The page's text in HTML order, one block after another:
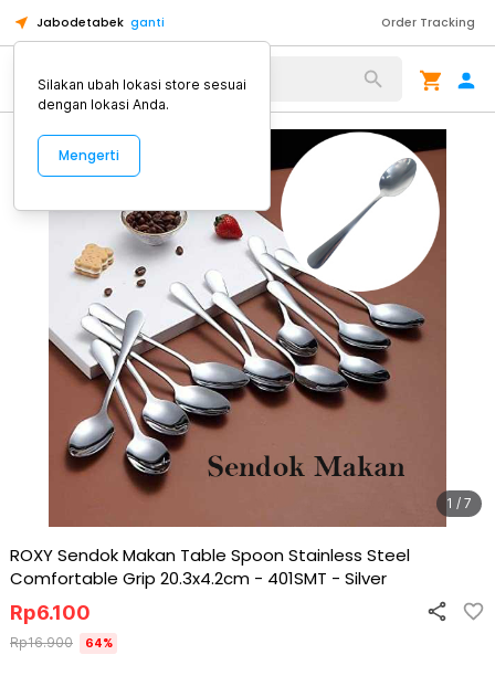
Jabodetabek ganti Order Tracking
Alat Kopi
1 / 7
ROXY Sendok Makan Table Spoon Stainless Steel
Comfortable Grip 20.3x4.2cm - 401SMT - Silver
Rp6.100
Rp16.900 64%
Silakan ubah lokasi store sesuai
dengan lokasi Anda.
Mengerti